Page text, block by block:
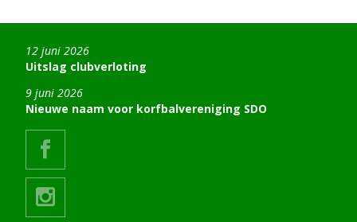
Uitslag clubverloting
12 juni 2026
Nieuwe naam voor korfbalvereniging SDO
9 juni 2026